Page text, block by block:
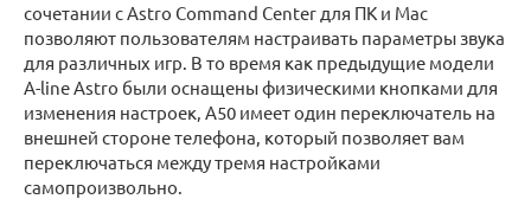
сочетании с Astro Command Center для ПК и Mac
позволяют пользователям настраивать параметры звука
для различных игр. В то время как предыдущие модели
A-line Astro были оснащены физическими кнопками для
изменения настроек, A50 имеет один переключатель на
внешней стороне телефона, который позволяет вам
переключаться между тремя настройками
самопроизвольно.